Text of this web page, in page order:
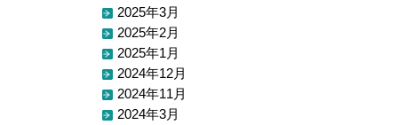
2025年3月
2025年2月
2025年1月
2024年12月
2024年11月
2024年3月